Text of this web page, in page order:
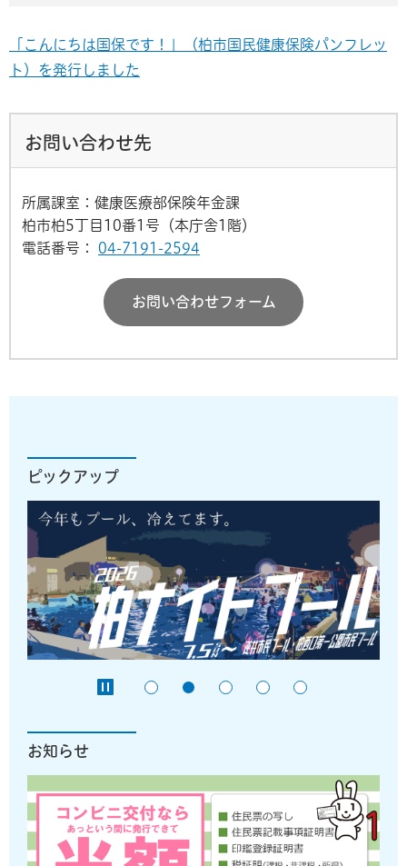
「こんにちは国保です！」（柏市国民健康保険パンフレッ
ト）を発行しました
お問い合わせ先
所属課室：健康医療部保険年金課
柏市柏5丁目10番1号（本庁舎1階）
電話番号：
04-7191-2594
お問い合わせフォーム
ピックアップ
お知らせ